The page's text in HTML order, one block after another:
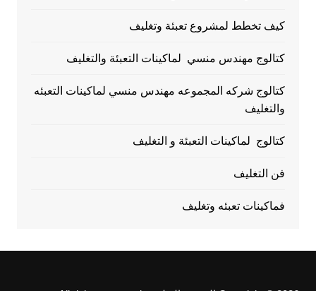
كيف تخطط لمشروع تعبئة وتغليف
كتالوج مهندس منسي لماكينات التعبئة والتغليف
كتالوج شركه المجموعه مهندس منسي لماكينات التعبئه
والتغليف
كتالوج لماكينات التعبئة و التغليف
فن التغليف
فماكينات تعبئه وتغليف